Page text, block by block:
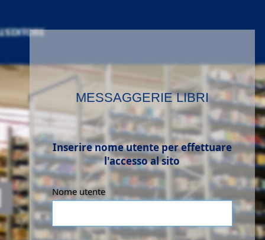
MESSAGGERIE LIBRI
Inserire nome utente per effettuare
l'accesso al sito
Nome utente